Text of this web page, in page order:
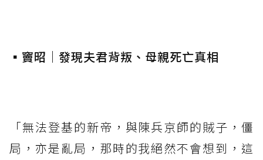
▪️竇昭｜發現夫君背叛、母親死亡真相
「無法登基的新帝，與陳兵京師的賊子，僵
局，亦是亂局，那時的我絕然不會想到，這